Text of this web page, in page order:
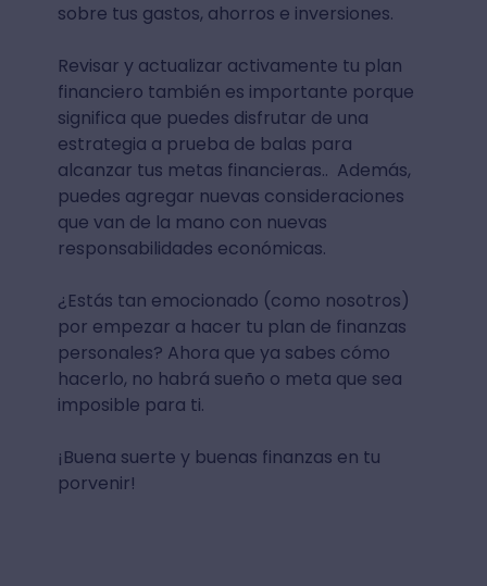
sobre tus gastos, ahorros e inversiones.
Revisar y actualizar activamente tu plan
financiero también es importante porque
significa que puedes disfrutar de una
estrategia a prueba de balas para
alcanzar tus metas financieras.. Además,
puedes agregar nuevas consideraciones
que van de la mano con nuevas
responsabilidades económicas.
¿Estás tan emocionado (como nosotros)
por empezar a hacer tu plan de finanzas
personales? Ahora que ya sabes cómo
hacerlo, no habrá sueño o meta que sea
imposible para ti.
¡Buena suerte y buenas finanzas en tu
porvenir!